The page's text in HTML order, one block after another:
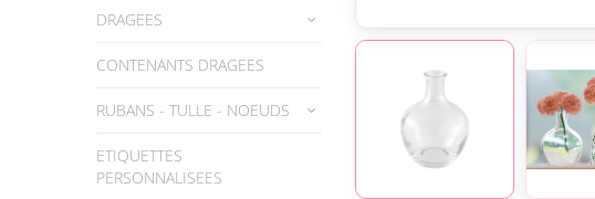
DRAGEES
CONTENANTS DRAGEES
RUBANS - TULLE - NOEUDS
ETIQUETTES
PERSONNALISEES